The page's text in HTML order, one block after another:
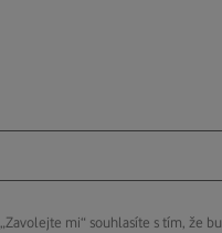
mi“ souhlasíte s tím, že